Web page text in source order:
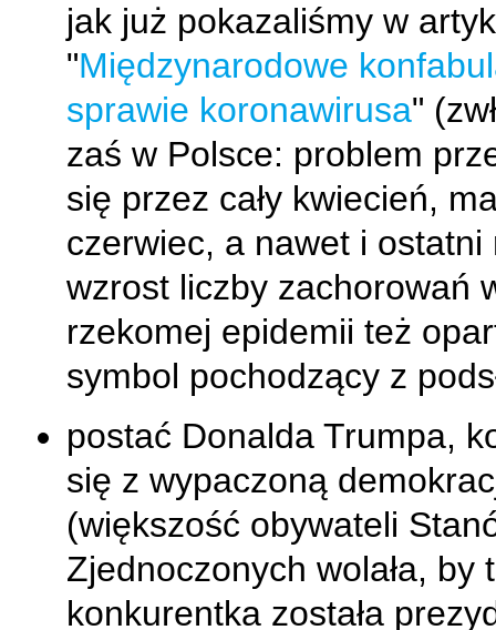
jak już pokazaliśmy w
"Międzynarodowe
sprawie koronawirusa"
zaś w Polsce: problem
się przez cały kwiecień,
czerwiec, a nawet i ostatni
wzrost liczby zachorowań
rzekomej epidemii też
symbol pochodzący z
postać Donalda Trumpa,
się z wypaczoną
(większość obywateli
Zjednoczonych wolała, by
konkurentka została